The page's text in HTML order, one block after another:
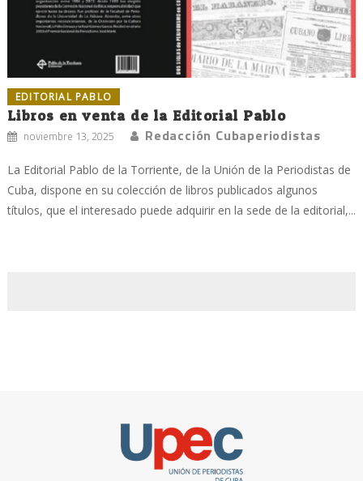
EDITORIAL PABLO
Libros en venta de la Editorial Pablo
noviembre 13, 2025 Redacción Cubaperiodistas
La Editorial Pablo de la Torriente, de la Unión de la Periodistas de
Cuba, dispone en su colección de libros publicados algunos
títulos, que el interesado puede adquirir en la sede de la editorial,...